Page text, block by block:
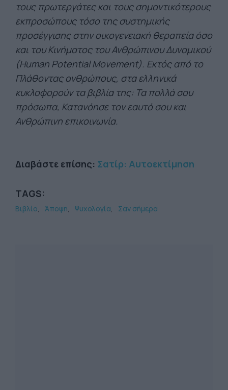
τους πρωτεργάτες και τους σημαντικότερους
εκπροσώπους τόσο της συστημικής
προσέγγισης στην οικογενειακή θεραπεία όσο
και του Κινήματος του Ανθρώπινου Δυναμικού
(Human Potential Movement). Εκτός από το
Πλάθοντας ανθρώπους, στα ελληνικά
κυκλοφορούν τα βιβλία της: Τα πολλά σου
πρόσωπα, Κατανόησε τον εαυτό σου και
Ανθρώπινη επικοινωνία.
Διαβάστε επίσης: Σατίρ: Αυτοεκτίμηση
TAGS:
Βιβλίο Άποψη Ψυχολογία Σαν σήμερα